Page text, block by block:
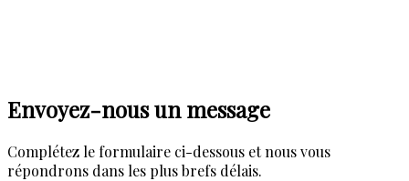
Envoyez-nous un message
Complétez le formulaire ci-dessous et nous vous
répondrons dans les plus brefs délais.